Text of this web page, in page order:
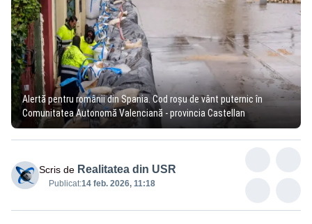
Alertă pentru românii din Spania. Cod roșu de vânt puternic în
Comunitatea Autonomă Valenciană - provincia Castellan
Scris de Realitatea din USR
Publicat:14 feb. 2026, 11:18